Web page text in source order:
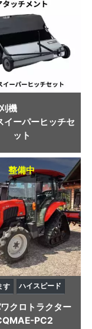
機
イーパーヒッチセ
ット
整備中
す ハイスピード
クロトラクター
PC2